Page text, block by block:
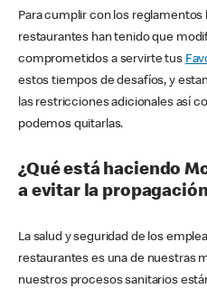
Para cumplir con los reglamentos
restaurantes han tenido que
comprometidos a servirte tus
estos tiempos de desafíos, y
las restricciones adicionales así
podemos quitarlas.
¿Qué está haciendo
a evitar la
La salud y seguridad de los
restaurantes es una de nuestras
nuestros procesos sanitarios